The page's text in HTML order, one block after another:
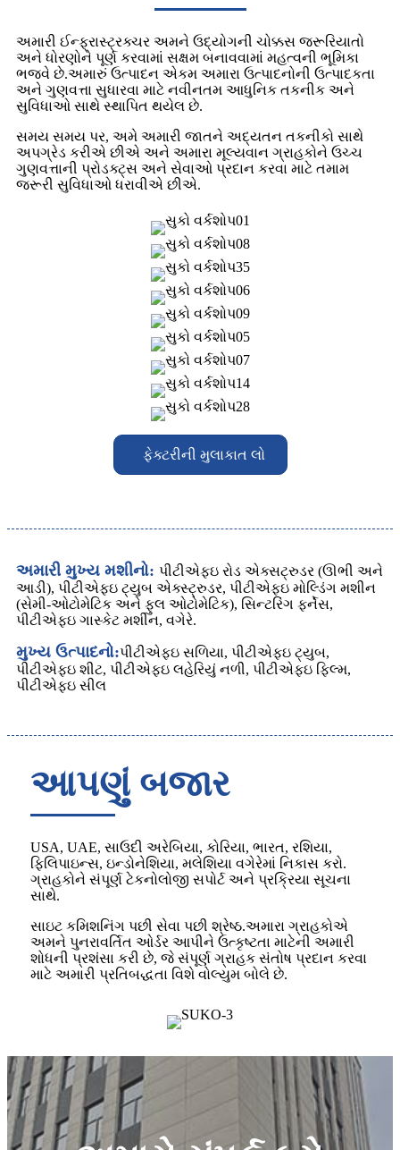
અમારી ઈન્ફ્રાસ્ટ્રક્ચર અમને ઉદ્યોગની ચોક્કસ જરૂરિયાતો
અને ધોરણોને પૂર્ણ કરવામાં સક્ષમ બનાવવામાં મહત્વની ભૂમિકા
ભજવે છે.અમારું ઉત્પાદન એકમ અમારા ઉત્પાદનોની ઉત્પાદકતા
અને ગુણવત્તા સુધારવા માટે નવીનતમ આધુનિક તકનીક અને
સુવિધાઓ સાથે સ્થાપિત થયેલ છે.
સમય સમય પર, અમે અમારી જાતને અદ્યતન તકનીકો સાથે
અપગ્રેડ કરીએ છીએ અને અમારા મૂલ્યવાન ગ્રાહકોને ઉચ્ચ
ગુણવત્તાની પ્રોડક્ટ્સ અને સેવાઓ પ્રદાન કરવા માટે તમામ
જરૂરી સુવિધાઓ ધરાવીએ છીએ.
ફેક્ટરીની મુલાકાત લો
અમારી મુખ્ય મશીનો: પીટીએફઇ રોડ એક્સટ્રુડર (ઊભી અને
આડી), પીટીએફઇ ટ્યુબ એક્સ્ટ્રુડર, પીટીએફઇ મોલ્ડિંગ મશીન
(સેમી-ઓટોમેટિક અને ફુલ ઓટોમેટિક), સિન્ટરિંગ ફર્નેસ,
પીટીએફઇ ગાસ્કેટ મશીન, વગેરે.
મુખ્ય ઉત્પાદનો:પીટીએફઇ સળિયા, પીટીએફઇ ટ્યુબ,
પીટીએફઇ શીટ, પીટીએફઇ લહેરિયું નળી, પીટીએફઇ ફિલ્મ,
પીટીએફઇ સીલ
આપણું બજાર
USA, UAE, સાઉદી અરેબિયા, કોરિયા, ભારત, રશિયા,
ફિલિપાઇન્સ, ઇન્ડોનેશિયા, મલેશિયા વગેરેમાં નિકાસ કરો.
ગ્રાહકોને સંપૂર્ણ ટેકનોલોજી સપોર્ટ અને પ્રક્રિયા સૂચના
સાથે.
સાઇટ કમિશનિંગ પછી સેવા પછી શ્રેષ્ઠ.અમારા ગ્રાહકોએ
અમને પુનરાવર્તિત ઓર્ડર આપીને ઉત્કૃષ્ટતા માટેની અમારી
શોધની પ્રશંસા કરી છે, જે સંપૂર્ણ ગ્રાહક સંતોષ પ્રદાન કરવા
માટે અમારી પ્રતિબદ્ધતા વિશે વોલ્યુમ બોલે છે.